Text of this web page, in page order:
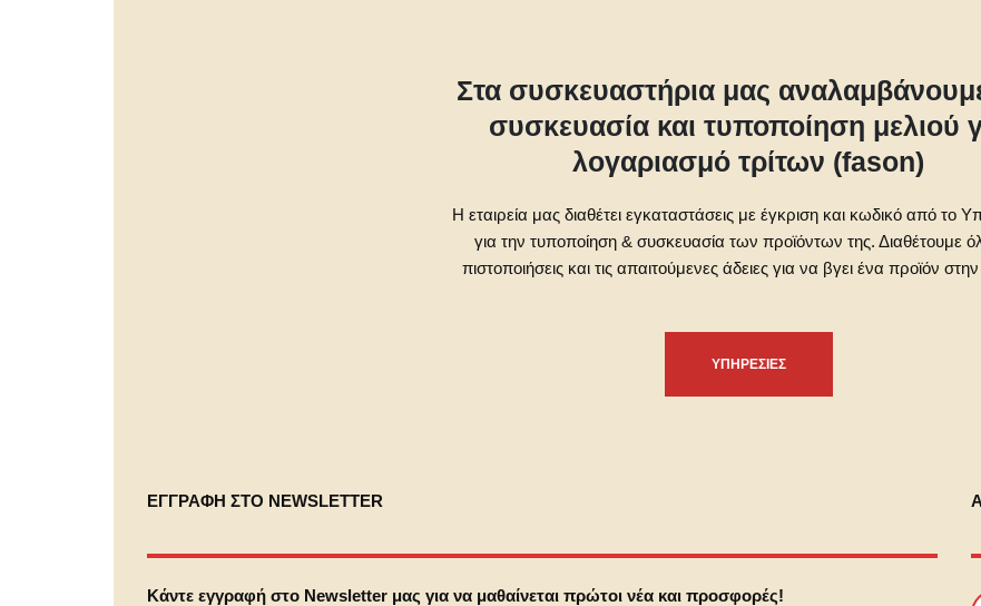
Στα συσκευαστήρια μας
συσκευασία και τυποποίηση μελιού
λογαριασμό τρίτων (fason)
Η εταιρεία μας διαθέτει εγκαταστάσεις με έγκριση και κωδικό από το
για την τυποποίηση & συσκευασία των προϊόντων της. Διαθέτουμε
πιστοποιήσεις και τις απαιτούμενες άδειες για να βγει ένα προϊόν
ΥΠΗΡΕΣΙΕΣ
ΕΓΓΡΑΦΗ ΣΤΟ NEWSLETTER
Κάντε εγγραφή στο Newsletter μας για να μαθαίνεται πρώτοι νέα και προσφορές!